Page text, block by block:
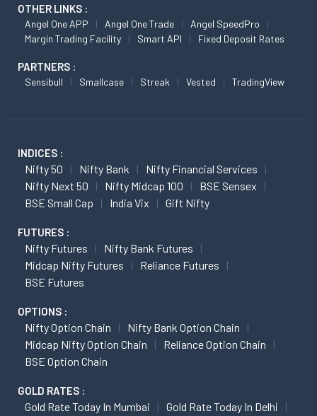
OTHER LINKS :
Angel One APP Angel One Trade
Angel SpeedPro
Margin Trading Facility
Smart API Fixed Deposit Rates
PARTNERS :
Sensibull Smallcase Streak Vested TradingView
INDICES :
Nifty 50 Nifty Bank
Nifty Financial Services
Nifty Next 50
Nifty Midcap 100
BSE Sensex
BSE Small Cap
India Vix Gift Nifty
FUTURES :
Nifty Futures
Nifty Bank Futures
Midcap Nifty Futures
Reliance Futures
BSE Futures
OPTIONS :
Nifty Option Chain
Nifty Bank Option Chain
Midcap Nifty Option Chain
Reliance Option Chain
BSE Option Chain
GOLD RATES :
Gold Rate Today In Mumbai
Gold Rate Today In Delhi